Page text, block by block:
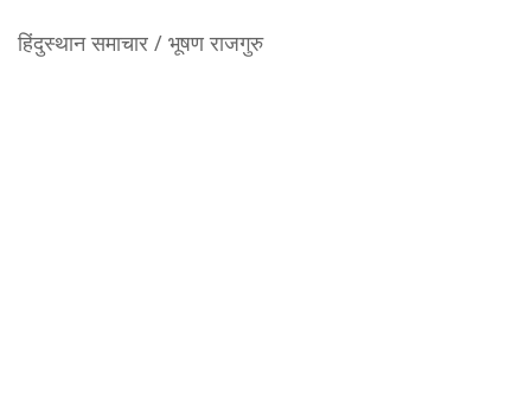
हिंदुस्थान समाचार / भूषण राजगुरु